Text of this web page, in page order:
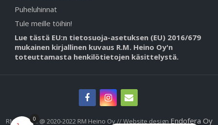
Puheluhinnat
Tule meille töihin!
Lue tästä EU:n tietosuoja-asetuksen (EU) 2016/679
mukainen kirjallinen kuvaus R.M. Heino Oy'n
toteuttamasta henkilötietojen käsittelystä.
RMHeino.fi @ 2020-2022 RM Heino Oy // Website design Endofera Oy
0